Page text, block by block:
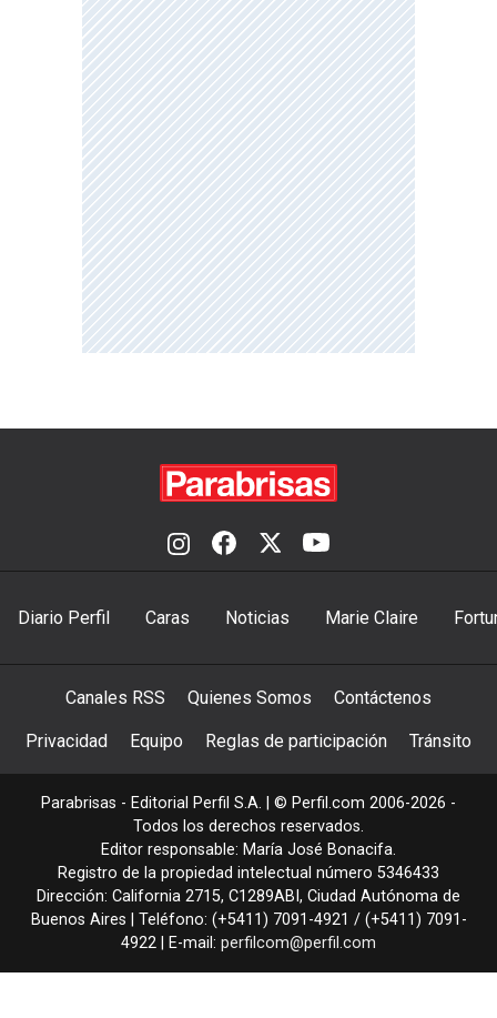
Diario Perfil Caras Noticias Marie Claire
Canales RSS Quienes Somos Contáctenos
Privacidad Equipo Reglas de participación Tránsito
Parabrisas - Editorial Perfil S.A. | © Perfil.com 2006-2026 -
Todos los derechos reservados.
Editor responsable: María José Bonacifa.
Registro de la propiedad intelectual número 5346433
Dirección: California 2715, C1289ABI , Ciudad Autónoma de
Buenos Aires | Teléfono: (+5411) 7091-4921 / (+5411) 7091-
4922 | E-mail: perfilcom@perfil.com